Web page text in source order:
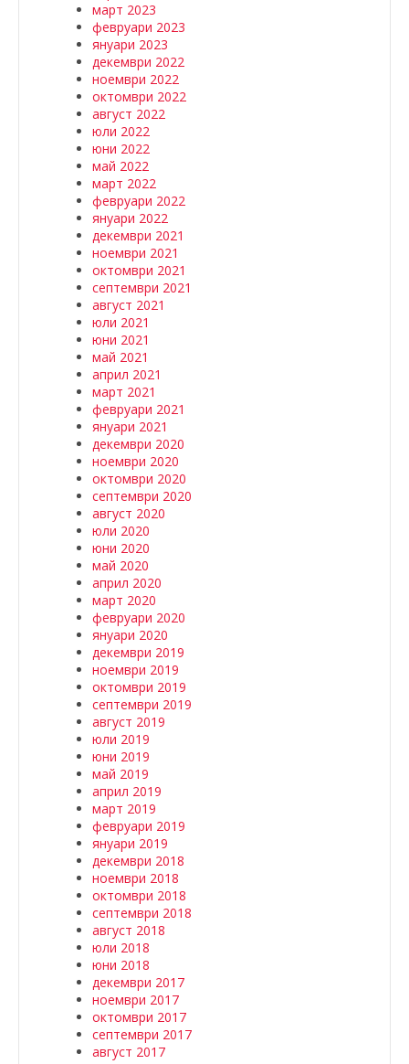
март 2023
февруари 2023
януари 2023
декември 2022
ноември 2022
октомври 2022
август 2022
юли 2022
юни 2022
май 2022
март 2022
февруари 2022
януари 2022
декември 2021
ноември 2021
октомври 2021
септември 2021
август 2021
юли 2021
юни 2021
май 2021
април 2021
март 2021
февруари 2021
януари 2021
декември 2020
ноември 2020
октомври 2020
септември 2020
август 2020
юли 2020
юни 2020
май 2020
април 2020
март 2020
февруари 2020
януари 2020
декември 2019
ноември 2019
октомври 2019
септември 2019
август 2019
юли 2019
юни 2019
май 2019
април 2019
март 2019
февруари 2019
януари 2019
декември 2018
ноември 2018
октомври 2018
септември 2018
август 2018
юли 2018
юни 2018
декември 2017
ноември 2017
октомври 2017
септември 2017
август 2017